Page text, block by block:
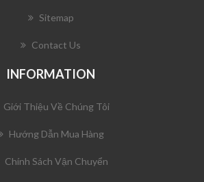
Sitemap
Contact Us
INFORMATION
Giới Thiệu Về Chúng Tôi
Hướng Dẫn Mua Hàng
Chính Sách Vận Chuyển